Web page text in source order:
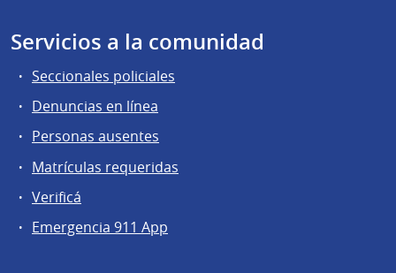
Servicios a la comunidad
Seccionales policiales
Denuncias en línea
Personas ausentes
Matrículas requeridas
Verificá
Emergencia 911 App